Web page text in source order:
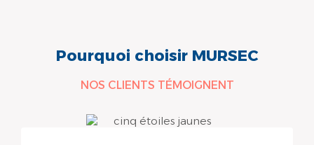
Pourquoi choisir MURSEC
NOS CLIENTS TÉMOIGNENT